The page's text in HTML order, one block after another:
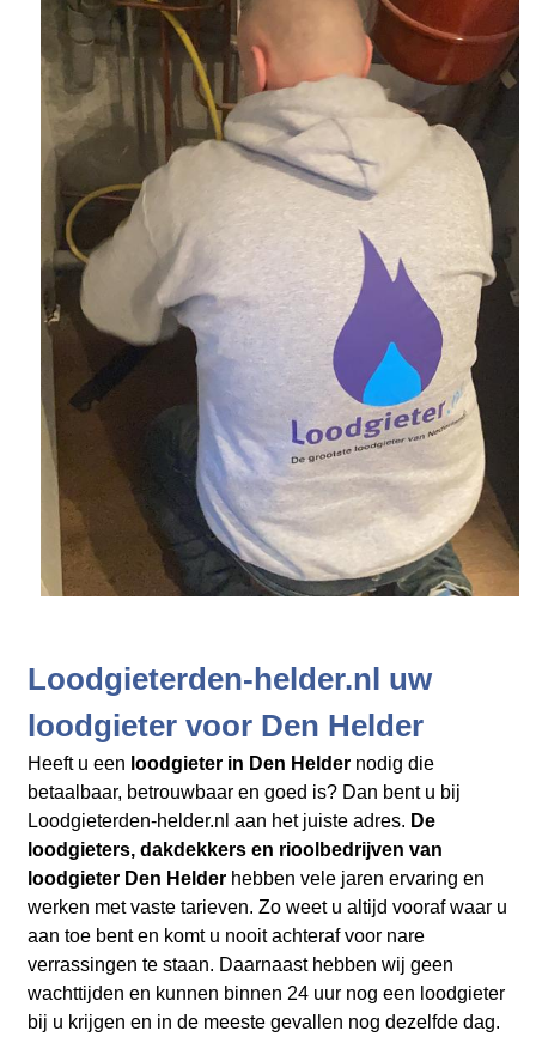
Loodgieterden-helder.nl uw
loodgieter voor Den Helder
Heeft u een loodgieter in Den Heldernodig die
betaalbaar, betrouwbaar en goed is? Dan bent u bij
Loodgieterden-helder.nl aan het juiste adres. De
loodgieters, dakdekkers en rioolbedrijven van
loodgieter Den Helderhebben vele jaren ervaring en
werken met vaste tarieven. Zo weet u altijd vooraf waar u
aan toe bent en komt u nooit achteraf voor nare
verrassingen te staan. Daarnaast hebben wij geen
wachttijden en kunnen binnen 24 uur nog een loodgieter
bij u krijgen en in de meeste gevallen nog dezelfde dag.